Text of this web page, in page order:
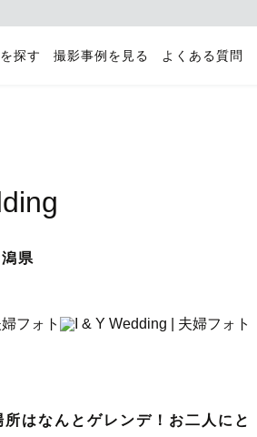
探す 撮影事例を見る よくある質問
県
はなんとゲレンデ！お二人にと